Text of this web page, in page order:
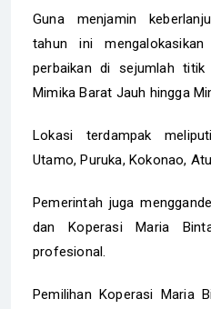
Guna menjamin
tahun ini
perbaikan di sejumlah
Mimika Barat Jauh hingga
Lokasi terdampak
Utamo, Puruka, Kokonao,
Pemerintah juga
dan Koperasi Maria
profesional.
Pemilihan Koperasi Maria